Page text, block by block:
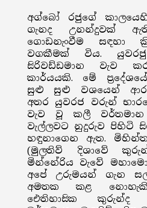
අග්බෝ රජුගේ
ගැනද උනන්දුවක්
ගොඩනැංවීම සඳහා
වගකීමක් විය.
සිරිවඩ්ඩමාන වැව
කාර්යයකි. මේ
සුළු සුළු වශයෙන්
අතර යුවරජ වරුන්
වැව වූ කලී වර්තමාන
වැල්ලවට නුදුරුව පිහිටි
හඳුනාගෙන ඇත.
(මුලතිව් දිශාවේ
මින්නේරිය වැවේ
අපේ උරුමයන් ගැන
අමතක කළ
ඓතිහාසික කුරුන්ද